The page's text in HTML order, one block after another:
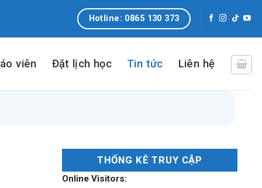
Hotline: 0865 130 373
viên Đặt lịch học Tin tức Liên hệ
THỐNG KÊ TRUY CẬP
Online Visitors: